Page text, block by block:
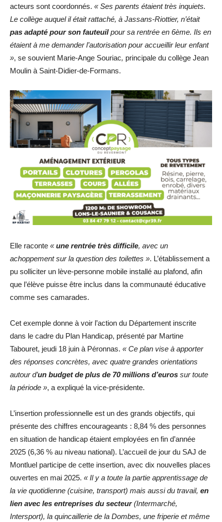
acteurs sont coordonnés. « Ses parents étaient très inquiets.
Le collège auquel il était rattaché, à Jassans-Riottier, n’était
pas adapté pour son fauteuilpour sa rentrée en 6ème. Ils en
étaient à me demander l’autorisation pour accueillir leur enfant
», se souvient Marie-Ange Souriac, principale du collège Jean
Moulin à Saint-Didier-de-Formans.
Elle raconte «une rentrée très difficile, avec un
achoppement sur la question des toilettes ». L’établissement a
pu solliciter un lève-personne mobile installé au plafond, afin
que l’élève puisse être inclus dans la communauté éducative
comme ses camarades.
Cet exemple donne à voir l’action du Département inscrite
dans le cadre du Plan Handicap, présenté par Martine
Tabouret, jeudi 18 juin à Péronnas. « Ce plan vise à apporter
des réponses concrètes, avec quatre grandes orientations
autour d’un budget de plus de 70 millions d’euros sur toute
la période », a expliqué la vice-présidente.
L’insertion professionnelle est un des grands objectifs, qui
présente des chiffres encourageants : 8,84 % des personnes
en situation de handicap étaient employées en fin d’année
2025 (6,36 % au niveau national). L’accueil de jour du SAJ de
Montluel participe de cette insertion, avec dix nouvelles places
ouvertes en mai 2025. « Il y a toute la partie apprentissage de
la vie quotidienne (cuisine, transport) mais aussi du travail, en
lien avec les entreprises du secteur(Intermarché,
Intersport), la quincaillerie de la Dombes, une friperie et même